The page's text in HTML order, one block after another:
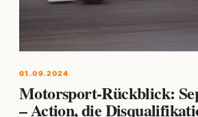
01.09.2024
Motorsport-Rückblick:
– Action, die